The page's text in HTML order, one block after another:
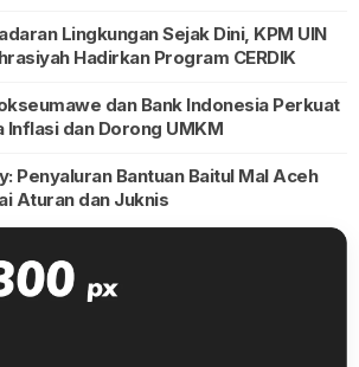
Lingkungan Sejak Dini, KPM UIN
Hadirkan Program CERDIK
dan Bank Indonesia Perkuat
Inflasi dan Dorong UMKM
Penyaluran Bantuan Baitul Mal Aceh
Aturan dan Juknis